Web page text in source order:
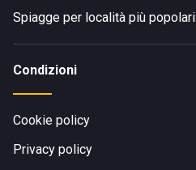
Spiagge per località più popolari
Condizioni
Cookie policy
Privacy policy